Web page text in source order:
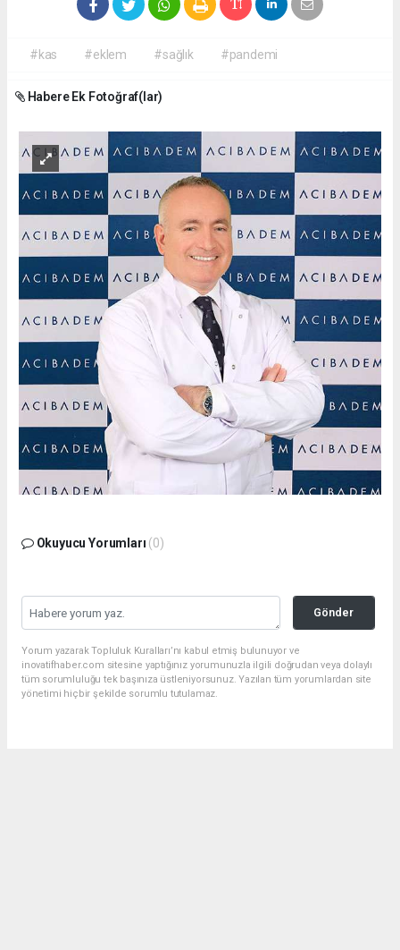
#kas #eklem #sağlık #pandemi
Habere Ek Fotoğraf(lar)
Okuyucu Yorumları (0)
Gönder
Yorum yazarak Topluluk Kuralları’nı kabul etmiş bulunuyor ve
inovatifhaber.com sitesine yaptığınız yorumunuzla ilgili doğrudan veya dolaylı
tüm sorumluluğu tek başınıza üstleniyorsunuz. Yazılan tüm yorumlardan site
yönetimi hiçbir şekilde sorumlu tutulamaz.